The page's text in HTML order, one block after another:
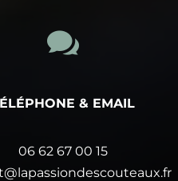

& EMAIL
06 62 67 00 15